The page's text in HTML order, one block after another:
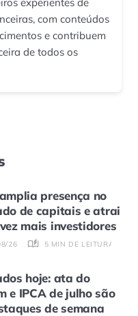
com conteúdos
e contribuem
de todos os
presença no
de capitais e atrai
mais investidores
26 5 MIN DE LEITURA
hoje: ata do
e IPCA de julho são
de semana